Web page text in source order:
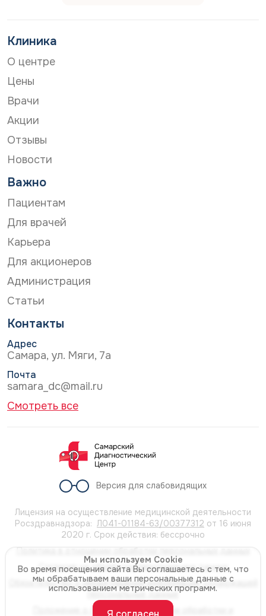
Клиника
О центре
Цены
Врачи
Акции
Отзывы
Новости
Важно
Пациентам
Для врачей
Карьера
Для акционеров
Администрация
Статьи
Контакты
Адрес
Самара, ул. Мяги, 7а
Почта
samara_dc@mail.ru
Смотреть все
Версия для слабовидящих
Лицензия на осуществление медицинской деятельности
Росздравнадзора: Л041-01184-63/00377312 от 16 июня
2020 г. Срок действия: бессрочно
Согласие на обработку персональных данных
Обязательство о неразглашении информации, содержащей
персональные данные
Положение о порядке организации обработки и
Мы используем Cookie
Во время посещения сайта Вы соглашаетесь с тем, что
мы обрабатываем ваши персональные данные с
использованием метрических программ.